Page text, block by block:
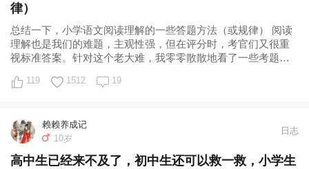
律）
总结一下，小学语文阅读理解的一些答题方法（或规律） 阅读
理解也是我们的难题，主观性强，但在评分时，考官们又很重
视标准答案。针对这个老大难，我零零散散地看了一些考题，
119 1512 19
赖赖养成记
10岁
日志
高中生已经来不及了，初中生还可以救一救，小学生